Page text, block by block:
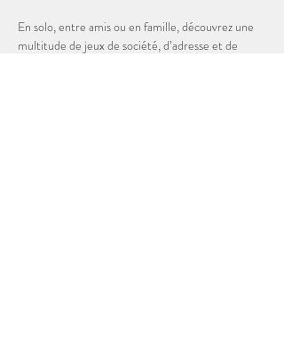
En solo, entre amis ou en famille, découvrez une
multitude de jeux de société, d’adresse et de